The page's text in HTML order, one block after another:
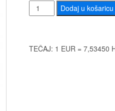
DER
JUNG
Dodaj u košaricu
TEČAJ: 1 EUR = 7,53450